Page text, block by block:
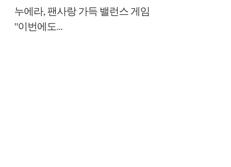
누에라, 팬사랑 가득 밸런스 게임
"이번에도...